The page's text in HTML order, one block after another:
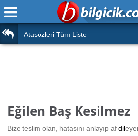
Ana Sayfa
Türk Tarihi & Kültürü
Atasözleri Tüm Liste
Eğilen Baş Kesilmez
Bize teslim olan, hatasını anlayıp af dil